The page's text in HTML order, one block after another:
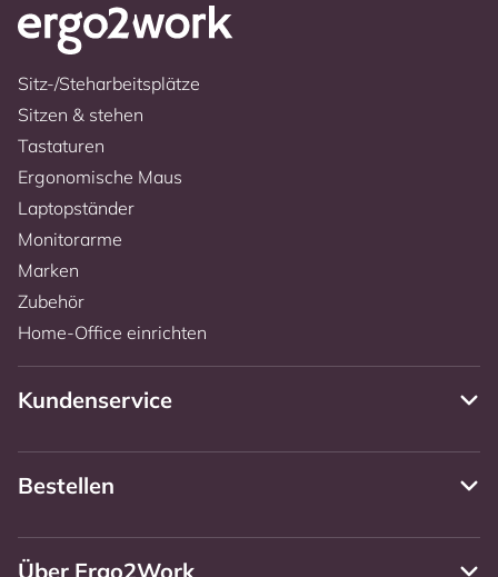
Sitz-/Steharbeitsplätze
Sitzen & stehen
Tastaturen
Ergonomische Maus
Laptopständer
Monitorarme
Marken
Zubehör
Home-Office einrichten
Kundenservice
Bestellen
Über Ergo2Work